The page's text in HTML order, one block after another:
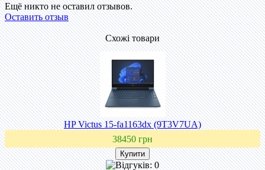
Ещё никто не оставил отзывов.
Оставить отзыв
Схожі товари
HP Victus 15-fa1163dx (9T3V7UA)
38450 грн